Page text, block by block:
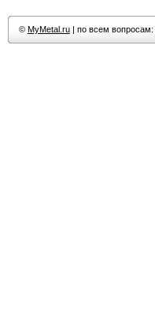
© MyMetal.ru| по всем вопросам: